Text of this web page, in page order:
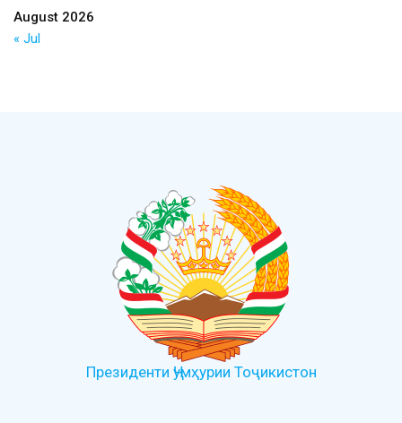
August 2026
« Jul
Президенти Ҷумҳурии Тоҷикистон